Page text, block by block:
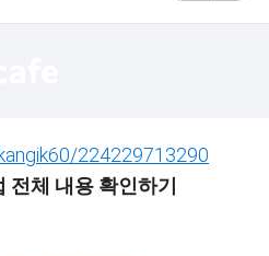
게
자
224229713290
체 내용 확인하기